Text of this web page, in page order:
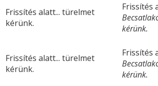
Frissítés alatt... türelmet
kérünk.
Frissítés
kérünk.
Frissítés alatt... türelmet
kérünk.
Frissítés
kérünk.